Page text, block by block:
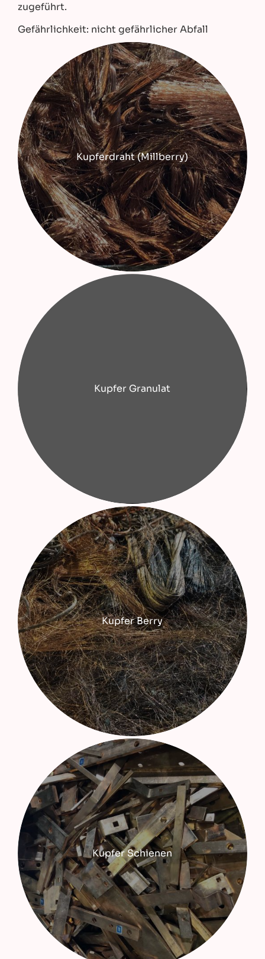
zugeführt.
Gefährlichkeit: nicht gefährlicher Abfall
Kupferdraht (Millberry)
Kupfer Granulat
Kupfer Berry
Kupfer Schienen